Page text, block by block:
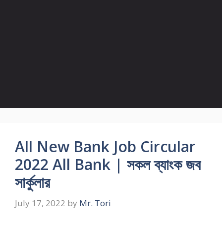
All New Bank Job Circular
2022 All Bank | সকল ব্যাংক জব
সার্কুলার
July 17, 2022 by Mr. Tori